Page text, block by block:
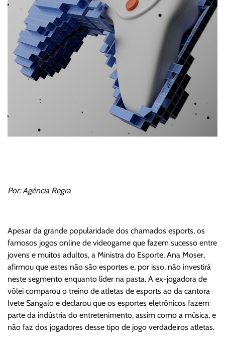
Por: Agência Regra
Apesar da grande popularidade dos chamados esports, os
famosos jogos online de videogame que fazem sucesso entre
jovens e muitos adultos, a Ministra do Esporte, Ana Moser,
afirmou que estes não são esportes e, por isso, não investirá
neste segmento enquanto líder na pasta. A ex-jogadora de
vôlei comparou o treino de atletas de esports ao da cantora
Ivete Sangalo e declarou que os esportes eletrônicos fazem
parte da indústria do entretenimento, assim como a música, e
não faz dos jogadores desse tipo de jogo verdadeiros atletas.